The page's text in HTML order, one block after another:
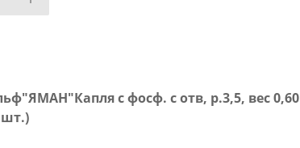
с фосф. с отв, р.3,5, вес 0,60
шт.)